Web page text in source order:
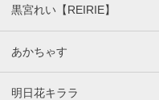
黒宮れい【REIRIE】
あかちゃす
明日花キララ